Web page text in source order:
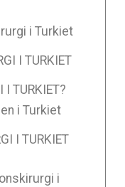
i Turkiet
I TURKIET
I TURKIET?
i Turkiet
I TURKIET
i